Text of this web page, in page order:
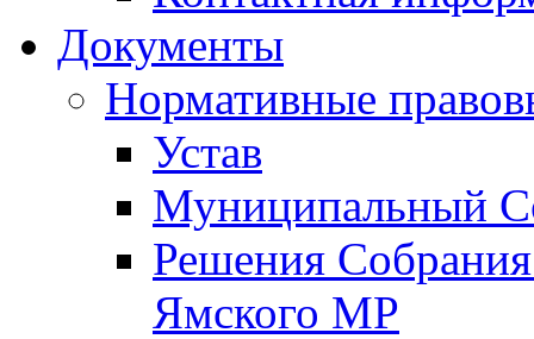
Документы
Нормативные
Устав
Муниципальный
Решения
Ямского МР